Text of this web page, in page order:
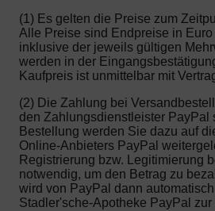
(1) Es gelten die Preise zum
Alle Preise sind Endpreise in
inklusive der jeweils gültigen
werden in der
Kaufpreis ist unmittelbar mit
(2) Die Zahlung bei
den Zahlungsdienstleister PayPal
Bestellung werden Sie dazu auf
Online-Anbieters PayPal
Registrierung bzw. Legitimierung
notwendig, um den Betrag zu
wird von PayPal dann
Stadler'sche-Apotheke PayPal